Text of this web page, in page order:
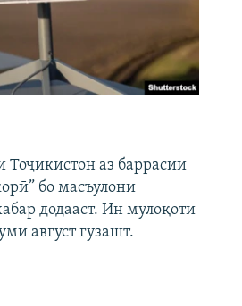
Тоҷикистон аз баррасии
бо масъулони
додааст. Ин мулоқоти
август гузашт.